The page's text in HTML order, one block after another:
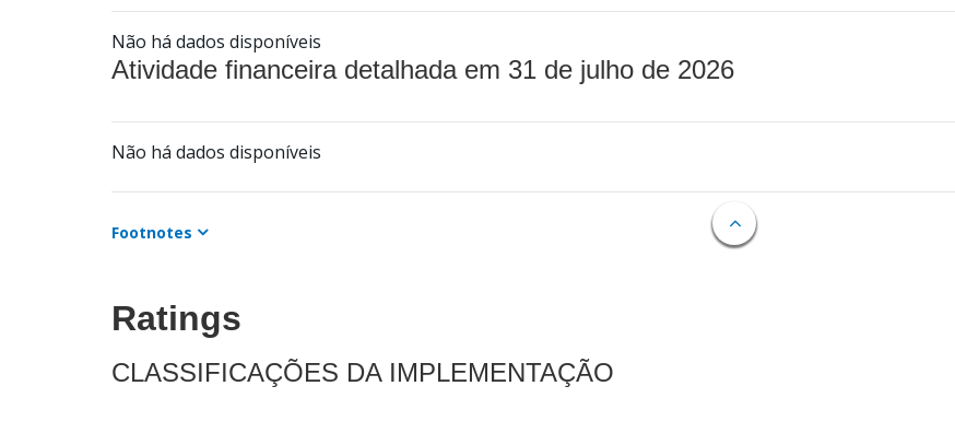
Não há dados disponíveis
Atividade financeira detalhada em 31 de julho de 2026
Não há dados disponíveis
Footnotes
Ratings
CLASSIFICAÇÕES DA IMPLEMENTAÇÃO